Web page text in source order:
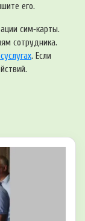
его.
сим‑карты.
сотрудника.
. Если